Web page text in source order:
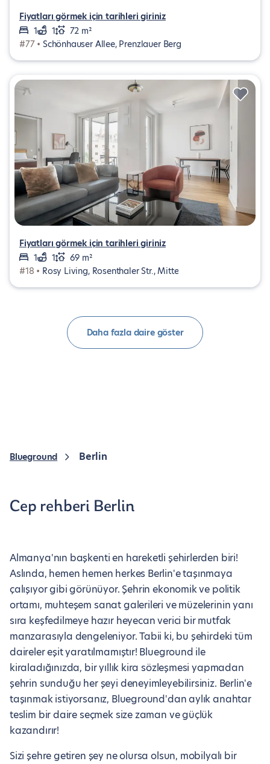
Fiyatları görmek için tarihleri giriniz
1
1
72 m²
#77 • Schönhauser Allee, Prenzlauer Berg
Fiyatları görmek için tarihleri giriniz
1
1
69 m²
#18 • Rosy Living, Rosenthaler Str., Mitte
Daha fazla daire göster
Blueground Berlin
Cep rehberi Berlin
Almanya'nın başkenti en hareketli şehirlerden biri!
Aslında, hemen hemen herkes Berlin'e taşınmaya
çalışıyor gibi görünüyor. Şehrin ekonomik ve politik
ortamı, muhteşem sanat galerileri ve müzelerinin yanı
sıra keşfedilmeye hazır heyecan verici bir mutfak
manzarasıyla dengeleniyor. Tabii ki, bu şehirdeki tüm
daireler eşit yaratılmamıştır! Blueground ile
kiraladığınızda, bir yıllık kira sözleşmesi yapmadan
şehrin sunduğu her şeyi deneyimleyebilirsiniz. Berlin'e
taşınmak istiyorsanız, Blueground'dan aylık anahtar
teslim bir daire seçmek size zaman ve güçlük
kazandırır!
Sizi şehre getiren şey ne olursa olsun, mobilyalı bir